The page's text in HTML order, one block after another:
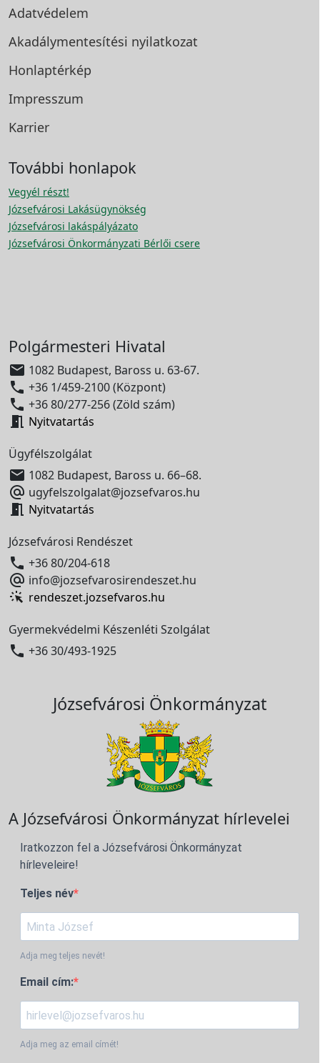
Adatvédelem
Akadálymentesítési nyilatkozat
Honlaptérkép
Impresszum
Karrier
További honlapok
Vegyél részt!
Józsefvárosi Lakásügynökség
Józsefvárosi lakáspályázato
Józsefvárosi Önkormányzati Bérlői csere
Polgármesteri Hivatal
 1082 Budapest, Baross u. 63-67.
 +36 1/459-2100 (Központ)
 +36 80/277-256 (Zöld szám)
 Nyitvatartás
Ügyfélszolgálat
 1082 Budapest, Baross u. 66–68.
 ugyfelszolgalat@jozsefvaros.hu
 Nyitvatartás
Józsefvárosi Rendészet
 +36 80/204-618
 info@jozsefvarosirendeszet.hu
rendeszet.jozsefvaros.hu
Gyermekvédelmi Készenléti Szolgálat
 +36 30/493-1925
Józsefvárosi Önkormányzat
A Józsefvárosi Önkormányzat hírlevelei
Iratkozzon fel a Józsefvárosi Önkormányzat
hírleveleire!
Teljes név
Adja meg teljes nevét!
Email cím:
Adja meg az email címét!